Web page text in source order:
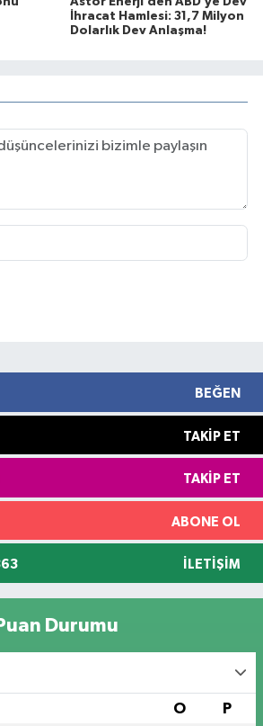
İhracat Hamlesi: 31,7 Milyon
Dolarlık Dev Anlaşma!
BEĞEN
TAKIP ET
TAKIP ET
ABONE OL
İLETIŞIM
Durumu
O P